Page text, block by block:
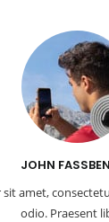
JOHN
amet,
odio. Praesent